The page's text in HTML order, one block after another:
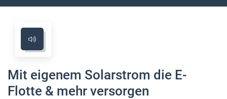
Mit eigenem Solarstrom die E-
Flotte & mehr versorgen